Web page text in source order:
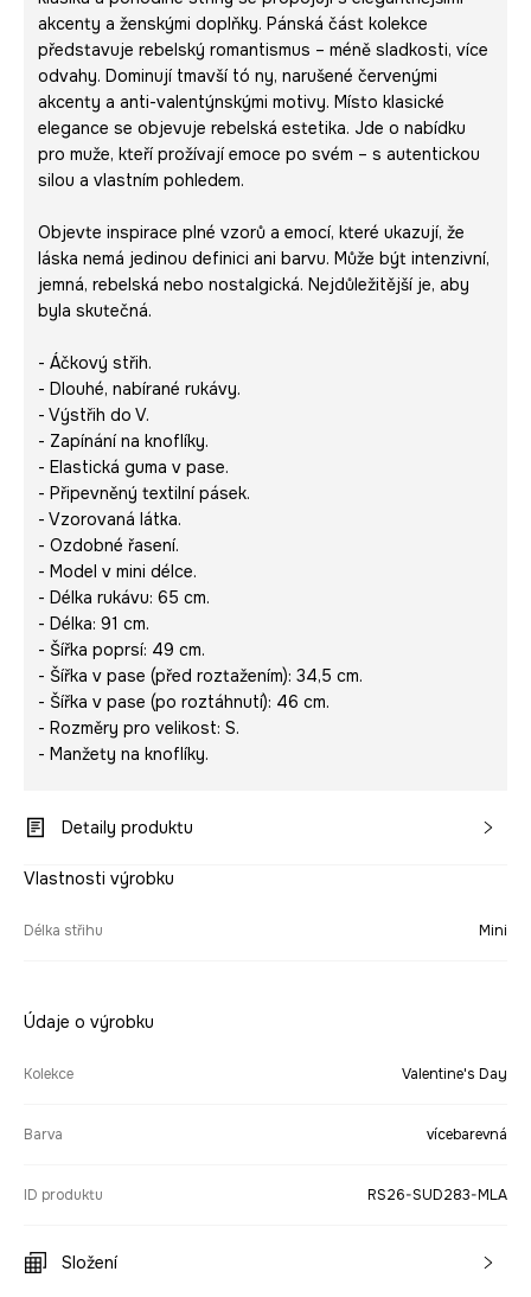
akcenty a ženskými doplňky. Pánská část kolekce
představuje rebelský romantismus – méně sladkosti, více
odvahy. Dominují tmavší tó ny, narušené červenými
akcenty a anti-valentýnskými motivy. Místo klasické
elegance se objevuje rebelská estetika. Jde o nabídku
pro muže, kteří prožívají emoce po svém – s autentickou
silou a vlastním pohledem.
Objevte inspirace plné vzorů a emocí, které ukazují, že
láska nemá jedinou definici ani barvu. Může být intenzivní,
jemná, rebelská nebo nostalgická. Nejdůležitější je, aby
byla skutečná.
- Áčkový střih.
- Dlouhé, nabírané rukávy.
- Výstřih do V.
- Zapínání na knoflíky.
- Elastická guma v pase.
- Připevněný textilní pásek.
- Vzorovaná látka.
- Ozdobné řasení.
- Model v mini délce.
- Délka rukávu: 65 cm.
- Délka: 91 cm.
- Šířka poprsí: 49 cm.
- Šířka v pase (před roztažením): 34,5 cm.
- Šířka v pase (po roztáhnutí): 46 cm.
- Rozměry pro velikost: S.
- Manžety na knoflíky.
Detaily produktu
Vlastnosti výrobku
Délka střihu Mini
Údaje o výrobku
Kolekce Valentine's Day
Barva vícebarevná
ID produktu RS26-SUD283-MLA
Složení